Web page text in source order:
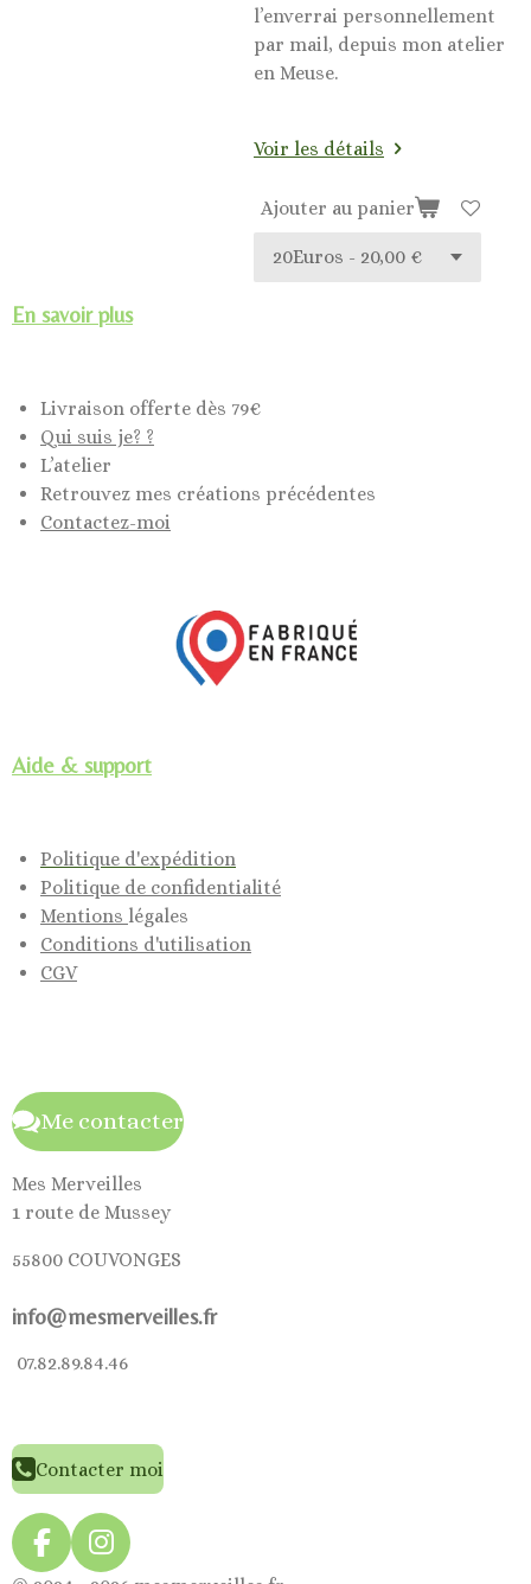
l’enverrai personnellement
par mail, depuis mon atelier
en Meuse.
Voir les détails
Ajouter au panier
En savoir plus
Livraison offerte dès 79€
Qui suis je? ?
L’atelier
Retrouvez mes créations précédentes
Contactez-moi
Aide & support
Politique d'expédition
Politique de confidentialité
Mentions légales
Conditions d'utilisation
CGV
Me contacter
Mes Merveilles
1 route de Mussey
55800 COUVONGES
info@mesmerveilles.fr
07.82.89.84.46
Contacter moi
F
I